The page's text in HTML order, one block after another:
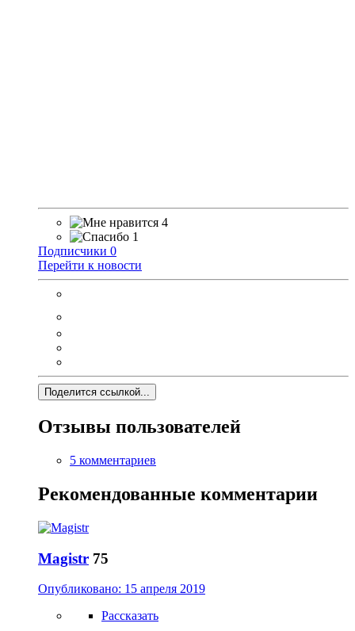
4
1
Подписчики 0
Перейти к новости
Поделится ссылкой...
Отзывы пользователей
5 комментариев
Рекомендованные комментарии
Magistr 75
Опубликовано: 15 апреля 2019
Рассказать